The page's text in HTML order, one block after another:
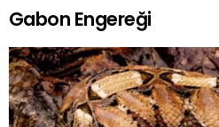
Gabon Engereği